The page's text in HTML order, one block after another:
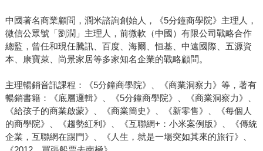
中國著名商業顧問，潤米諮詢創始人，《5分鐘商學院》主理人，
微信公眾號「劉潤」主理人，前微軟（中國）有限公司戰略合作
總監，曾任和現任騰訊、百度、海爾、恒基、中遠國際、五源資
本、康寶萊、尚景家居等多家知名企業的戰略顧問。
主理暢銷音訊課程：《5分鐘商學院》、《商業洞察力》等，著有
暢銷書籍：《底層邏輯》、《5分鐘商學院》、《商業洞察力》、
《給孩子的商業啟蒙》、《商業簡史》、《新零售》、《每個人
的商學院》、《趨勢紅利》、《互聯網+：小米案例版》、《傳統
企業，互聯網在踢門》、《人生，就是一場突如其來的旅行》、